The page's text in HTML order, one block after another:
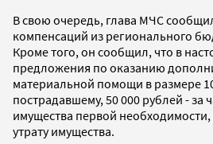
В свою очередь, глава МЧС
компенсаций из регионального
Кроме того, он сообщил, что в
предложения по оказанию
материальной помощи в размере
пострадавшему, 50 000 рублей - за
имущества первой необходимости,
утрату имущества.